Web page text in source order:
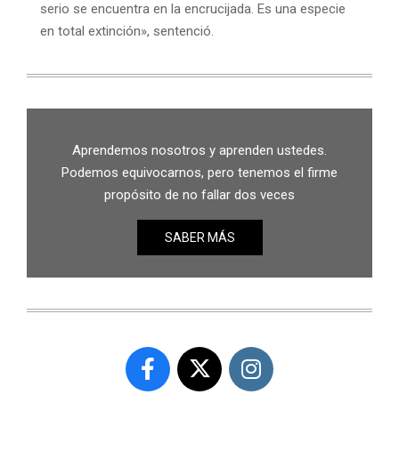
serio se encuentra en la encrucijada. Es una especie
en total extinción», sentenció.
Aprendemos nosotros y aprenden ustedes.
Podemos equivocarnos, pero tenemos el firme
propósito de no fallar dos veces
SABER MÁS